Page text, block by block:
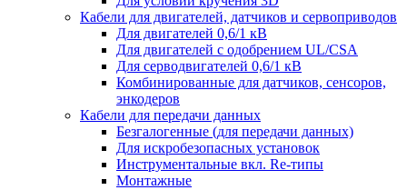
Кабели для двигателей, датчиков и сервоприводов
Для двигателей 0,6/1 кВ
Для двигателей с одобрением UL/CSA
Для серводвигателей 0,6/1 кВ
Комбинированные для датчиков, cенсоров,
энкодеров
Кабели для передачи данных
Безгалогенные (для передачи данных)
Для искробезопасных установок
Инструментальные вкл. Re-типы
Монтажные